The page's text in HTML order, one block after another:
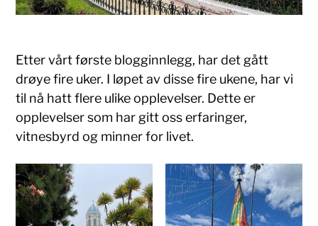
Etter vårt første blogginnlegg, har det gått
drøye fire uker. I løpet av disse fire ukene, har vi
til nå hatt flere ulike opplevelser. Dette er
opplevelser som har gitt oss erfaringer,
vitnesbyrd og minner for livet.